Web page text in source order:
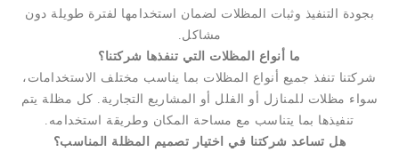
بجودة التنفيذ وثبات المظلات لضمان استخدامها لفترة طويلة دون
مشاكل.
ما أنواع المظلات التي تنفذها شركتنا؟
شركتنا تنفذ جميع أنواع المظلات بما يناسب مختلف الاستخدامات،
سواء مظلات للمنازل أو الفلل أو المشاريع التجارية. كل مظلة يتم
تنفيذها بما يتناسب مع مساحة المكان وطريقة استخدامه.
هل تساعد شركتنا في اختيار تصميم المظلة المناسب؟